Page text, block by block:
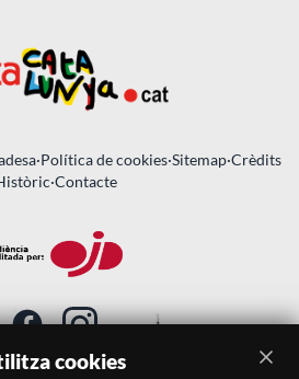
·Política de cookies·Sitemap·Crèdits
·Contacte
cookies